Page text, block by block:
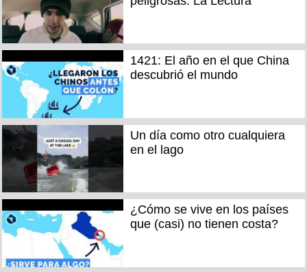
1421: El año en el que China
descubrió el mundo
Un día como otro cualquiera
en el lago
¿Cómo se vive en los países
que (casi) no tienen costa?